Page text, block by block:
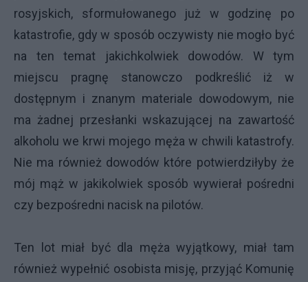
rosyjskich, sformułowanego już w godzinę po
katastrofie, gdy w sposób oczywisty nie mogło być
na ten temat jakichkolwiek dowodów. W tym
miejscu pragnę stanowczo podkreślić iż w
dostępnym i znanym materiale dowodowym, nie
ma żadnej przesłanki wskazującej na zawartość
alkoholu we krwi mojego męża w chwili katastrofy.
Nie ma również dowodów które potwierdziłyby że
mój mąż w jakikolwiek sposób wywierał pośredni
czy bezpośredni nacisk na pilotów.
Ten lot miał być dla męża wyjątkowy, miał tam
również wypełnić osobista misję, przyjąć Komunię